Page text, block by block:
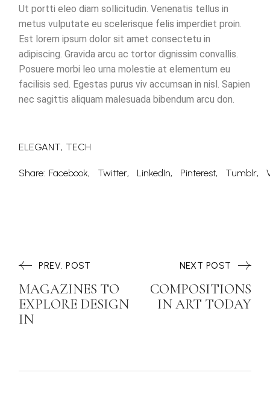
Ut portti eleo diam sollicitudin. Venenatis tellus in
metus vulputate eu scelerisque felis imperdiet proin.
Est lorem ipsum dolor sit amet consectetu in
adipiscing. Gravida arcu ac tortor dignissim convallis.
Posuere morbi leo urna molestie at elementum eu
facilisis sed. Egestas purus viv accumsan in nisl. Sapien
nec sagittis aliquam malesuada bibendum arcu don.
ELEGANT TECH
Share: Facebook Twitter LinkedIn Pinterest Tumblr
PREV. POST
MAGAZINES TO
EXPLORE DESIGN
IN
COMPOSITIONS
IN ART TODAY
NEXT POST